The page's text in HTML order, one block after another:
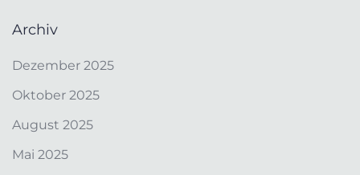
Archiv
Dezember 2025
Oktober 2025
August 2025
Mai 2025